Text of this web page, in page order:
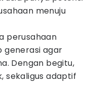
menuju
perusahaan
generasi agar
Dengan begitu,
sekaligus adaptif